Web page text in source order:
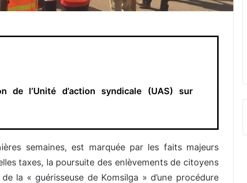
de l’Unité d’action syndicale (UAS) sur
semaines, est marquée par les faits majeurs
taxes, la poursuite des enlèvements de citoyens
la « guérisseuse de Komsilga » d’une procédure